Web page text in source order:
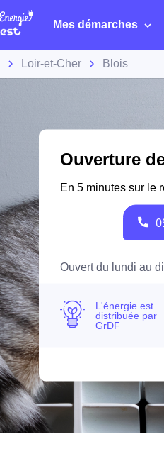
Mes démarches
Loir-et-Cher Blois